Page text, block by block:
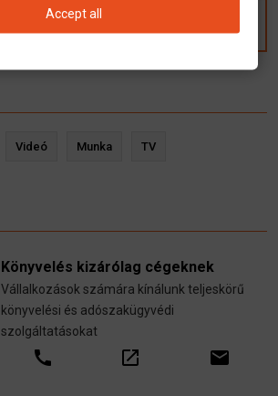
Videó Munka TV
Könyvelés kizárólag cégeknek
Vállalkozások számára kínálunk teljeskörű
könyvelési és adószakügyvédi
szolgáltatásokat
call open_in_new email
Accept all